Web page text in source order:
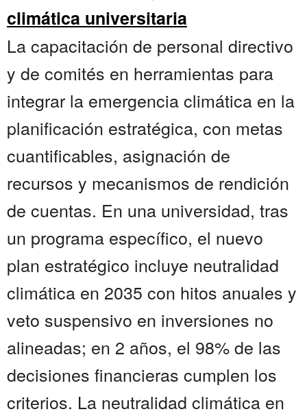
climática universitaria
La capacitación de personal directivo
y de comités en herramientas para
integrar la emergencia climática en la
planificación estratégica, con metas
cuantificables, asignación de
recursos y mecanismos de rendición
de cuentas. En una universidad, tras
un programa específico, el nuevo
plan estratégico incluye neutralidad
climática en 2035 con hitos anuales y
veto suspensivo en inversiones no
alineadas; en 2 años, el 98% de las
decisiones financieras cumplen los
criterios. La neutralidad climática en